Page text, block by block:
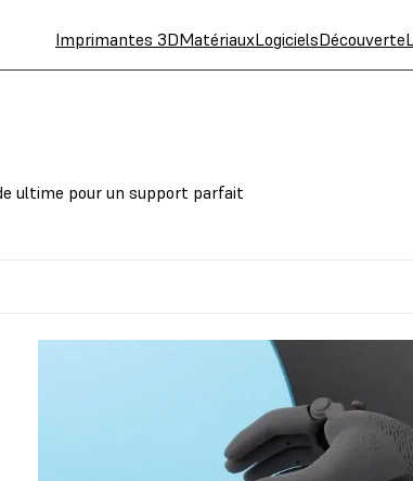
Imprimantes 3DMatériauxLogicielsDécouverte
ultime pour un support parfait